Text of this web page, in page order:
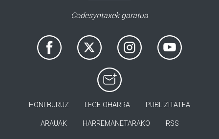
Codesyntaxek garatua
HONI BURUZ LEGE OHARRA PUBLIZITATEA
ARAUAK HARREMANETARAKO RSS